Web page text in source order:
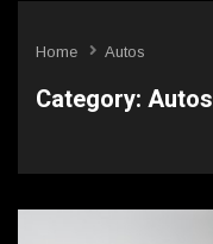
Home Autos
Category: Autos